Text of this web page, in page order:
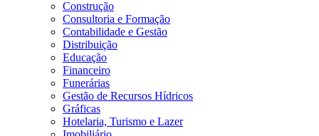
Construção
Consultoria e Formação
Contabilidade e Gestão
Distribuição
Educação
Financeiro
Funerárias
Gestão de Recursos Hídricos
Gráficas
Hotelaria, Turismo e Lazer